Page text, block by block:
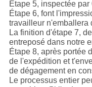
Étape 5, inspectée par
Étape 6, font
travailleur n'emballera
La finition d'étape 7,
entreposé dans notre
Étape 8, après portée
de l'expédition et
de dégagement en
Le processus entier